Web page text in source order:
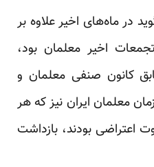
در ماه‌های اخیر علاوه بر
اخیر معلمان بود،
کانون صنفی معلمان و
معلمان ایران نیز که هر
اعتراضی بودند، بازداشت